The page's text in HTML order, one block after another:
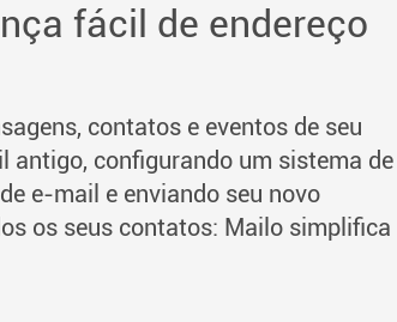
fácil de endereço
contatos e eventos de seu
antigo, configurando um sistema de
e-mail e enviando seu novo
os seus contatos: Mailo simplifica